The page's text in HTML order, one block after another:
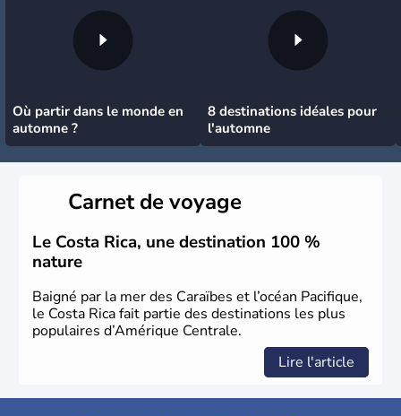
Où partir dans le monde en
automne ?
8 destinations idéales pour
l'automne
Carnet de voyage
Le Costa Rica, une destination 100 %
nature
Baigné par la mer des Caraïbes et l’océan Pacifique,
le Costa Rica fait partie des destinations les plus
populaires d’Amérique Centrale.
Lire l'article